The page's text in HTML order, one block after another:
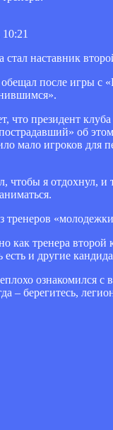
стал наставник
после игры с
что президент
об
мало игроков для
чтобы я
как тренера
и другие
ознакомился
– берегитесь,